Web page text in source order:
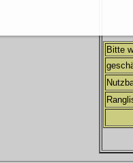
Bitte